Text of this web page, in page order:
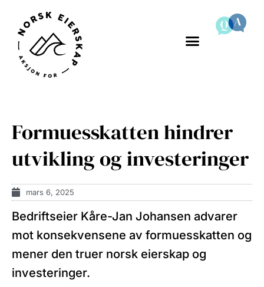
Formuesskatten hindrer
utvikling og investeringer
mars 6, 2025
Bedriftseier Kåre-Jan Johansen advarer
mot konsekvensene av formuesskatten og
mener den truer norsk eierskap og
investeringer.